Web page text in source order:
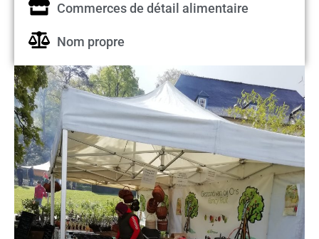
Commerces de détail alimentaire
Nom propre